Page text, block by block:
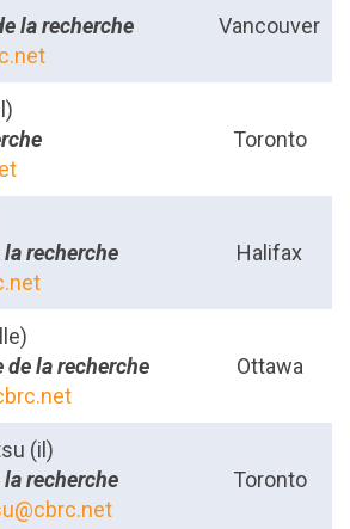
la recherche
Vancouver
Toronto
recherche
Halifax
la recherche
Ottawa
(il)
recherche
Toronto